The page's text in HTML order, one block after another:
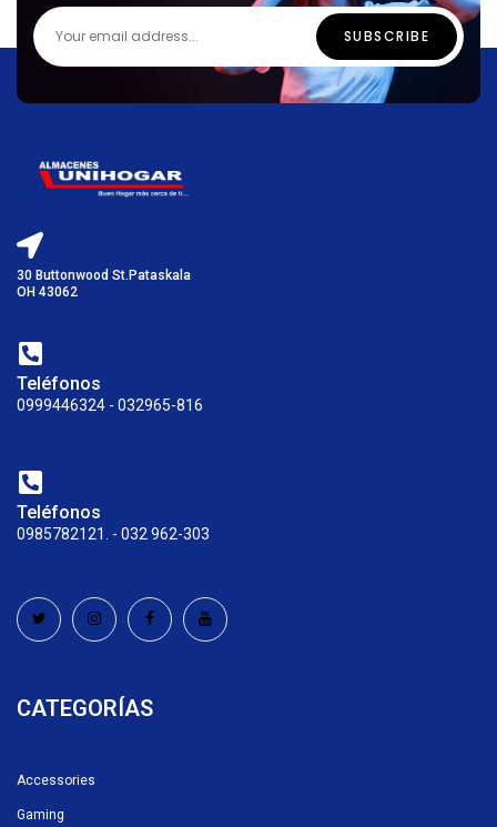
30 Buttonwood St.Pataskala
OH 43062
Teléfonos
0999446324 - 032965-816
Teléfonos
0985782121. - 032 962-303
CATEGORÍAS
Accessories
Gaming